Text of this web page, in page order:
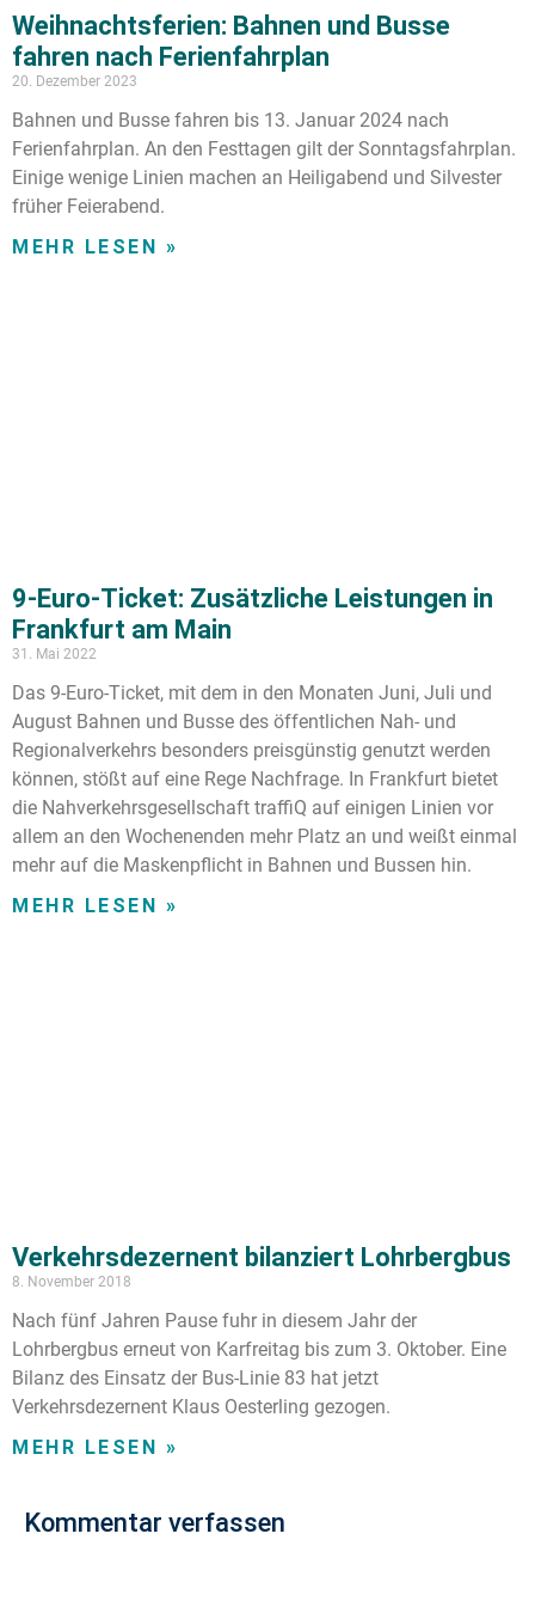
Weihnachtsferien: Bahnen und Busse
fahren nach Ferienfahrplan
20. Dezember 2023
Bahnen und Busse fahren bis 13. Januar 2024 nach
Ferienfahrplan. An den Festtagen gilt der Sonntagsfahrplan.
Einige wenige Linien machen an Heiligabend und Silvester
früher Feierabend.
MEHR LESEN »
9-Euro-Ticket: Zusätzliche Leistungen in
Frankfurt am Main
31. Mai 2022
Das 9-Euro-Ticket, mit dem in den Monaten Juni, Juli und
August Bahnen und Busse des öffentlichen Nah- und
Regionalverkehrs besonders preisgünstig genutzt werden
können, stößt auf eine Rege Nachfrage. In Frankfurt bietet
die Nahverkehrsgesellschaft traffiQ auf einigen Linien vor
allem an den Wochenenden mehr Platz an und weißt einmal
mehr auf die Maskenpflicht in Bahnen und Bussen hin.
MEHR LESEN »
Verkehrsdezernent bilanziert Lohrbergbus
8. November 2018
Nach fünf Jahren Pause fuhr in diesem Jahr der
Lohrbergbus erneut von Karfreitag bis zum 3. Oktober. Eine
Bilanz des Einsatz der Bus-Linie 83 hat jetzt
Verkehrsdezernent Klaus Oesterling gezogen.
MEHR LESEN »
Kommentar verfassen